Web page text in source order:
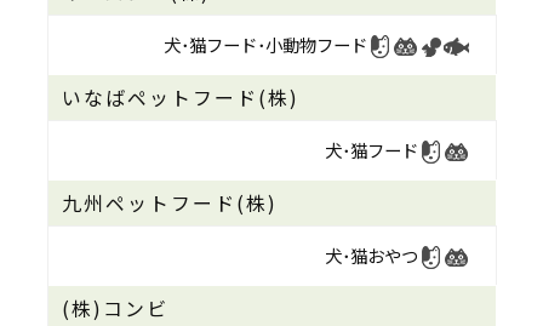
犬･猫フード･小動物フード
いなばペットフード(株)
犬･猫フード
九州ペットフード(株)
犬･猫おやつ
(株)コンビ